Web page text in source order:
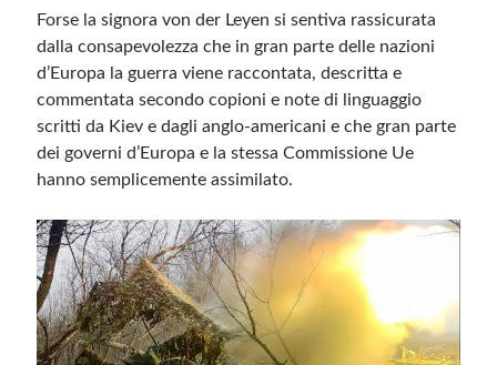
Forse la signora von der Leyen si sentiva rassicurata
dalla consapevolezza che in gran parte delle nazioni
d’Europa la guerra viene raccontata, descritta e
commentata secondo copioni e note di linguaggio
scritti da Kiev e dagli anglo-americani e che gran parte
dei governi d’Europa e la stessa Commissione Ue
hanno semplicemente assimilato.